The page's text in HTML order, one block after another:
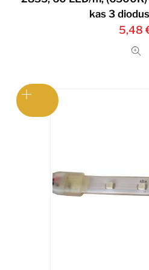
kas 3
5,48